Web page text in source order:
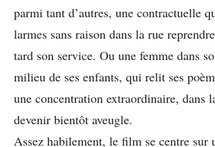
parmi tant d’autres, une contractuelle
larmes sans raison dans la rue
tard son service. Ou une femme dans
milieu de ses enfants, qui relit ses
une concentration extraordinaire, dans
devenir bientôt aveugle.
Assez habilement, le film se centre sur